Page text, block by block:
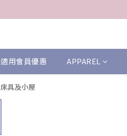
適用會員優惠 APPAREL
床具及小屋